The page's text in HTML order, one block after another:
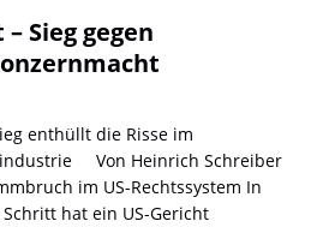
Sieg gegen
enthüllt die Risse im
Von Heinrich Schreiber
im US-Rechtssystem In
hat ein US-Gericht